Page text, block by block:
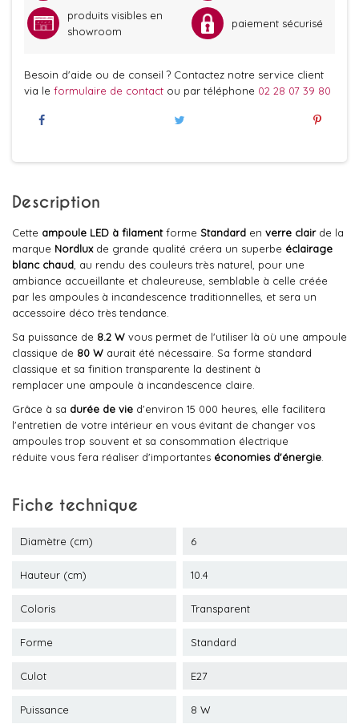
produits visibles en
showroom
paiement sécurisé
Besoin d'aide ou de conseil ? Contactez notre service client
via le formulaire de contact ou par téléphone 02 28 07 39 80
Description
Cette ampoule LED à filamentforme Standard en verre clair de la
marque Nordluxde grande qualité créera un superbe éclairage
blanc chaud , au rendu des couleurs très naturel, pour une
ambiance accueillante et chaleureuse, semblable à celle créée
par les ampoules à incandescence traditionnelles, et sera un
accessoire déco très tendance.
Sa puissance de 8.2 W vous permet de l'utiliser là où une ampoule
classique de 80 W aurait été nécessaire. Sa forme standard
classique et sa finition transparente la destinent à
remplacer une ampoule à incandescence claire.
Grâce à sa durée de vie d'environ 15 000 heures, elle facilitera
l'entretien de votre intérieur en vous évitant de changer vos
ampoules trop souvent et sa consommation électrique
réduite vous fera réaliser d'importantes économies d'énergie
Fiche technique
Diamètre (cm) 6
Hauteur (cm) 10.4
Coloris Transparent
Forme Standard
Culot E27
Puissance 8 W